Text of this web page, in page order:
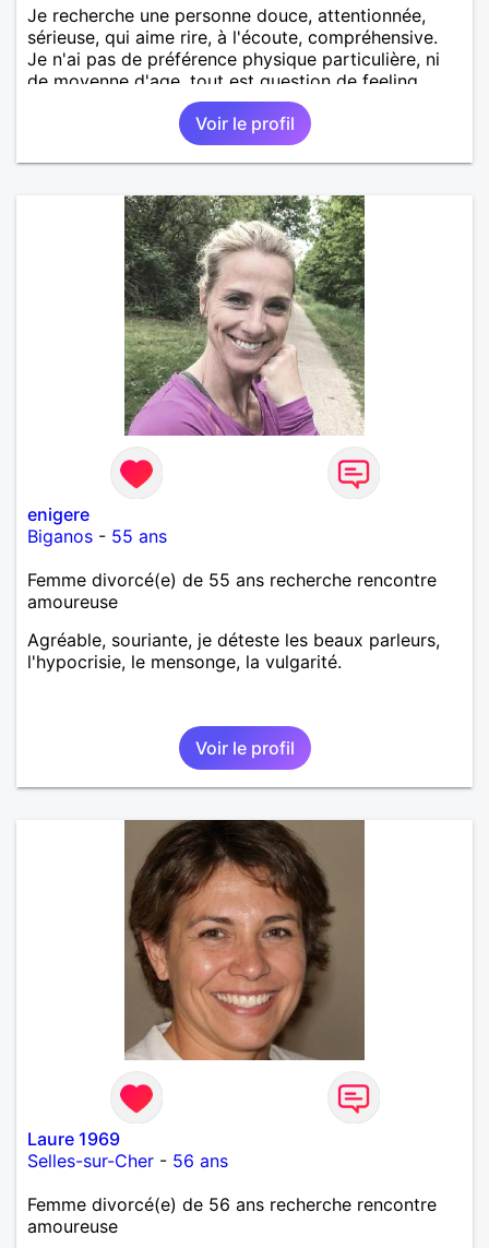
Je recherche une personne douce, attentionnée,
sérieuse, qui aime rire, à l'écoute, compréhensive.
Je n'ai pas de préférence physique particulière, ni
de moyenne d'age, tout est question de feeling.
Voir le profil
enigere
Biganos - 55 ans
Femme divorcé(e) de 55 ans recherche rencontre
amoureuse
Agréable, souriante, je déteste les beaux parleurs,
l'hypocrisie, le mensonge, la vulgarité.
Voir le profil
Laure 1969
Selles-sur-Cher - 56 ans
Femme divorcé(e) de 56 ans recherche rencontre
amoureuse